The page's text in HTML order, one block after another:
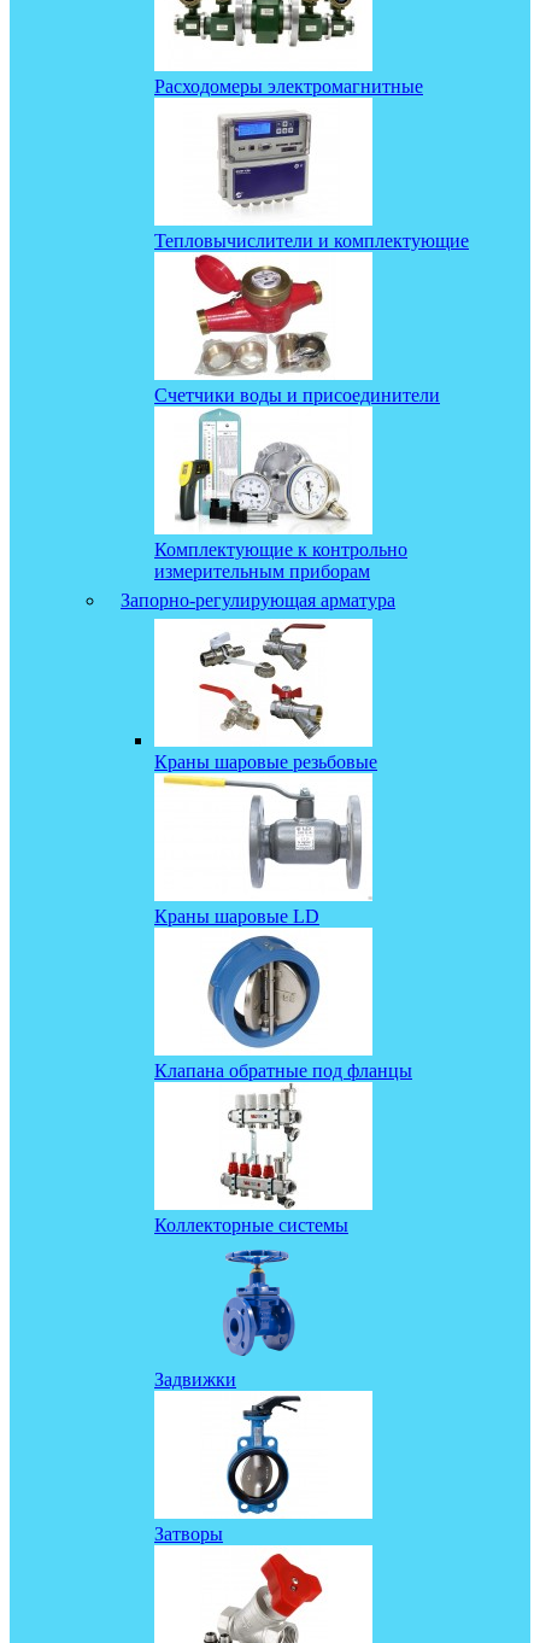
Расходомеры электромагнитные
Тепловычислители и комплектующие
Счетчики воды и присоединители
Комплектующие к контрольно
измерительным приборам
Запорно-регулирующая арматура
Краны шаровые резьбовые
Краны шаровые LD
Клапана обратные под фланцы
Коллекторные системы
Задвижки
Затворы